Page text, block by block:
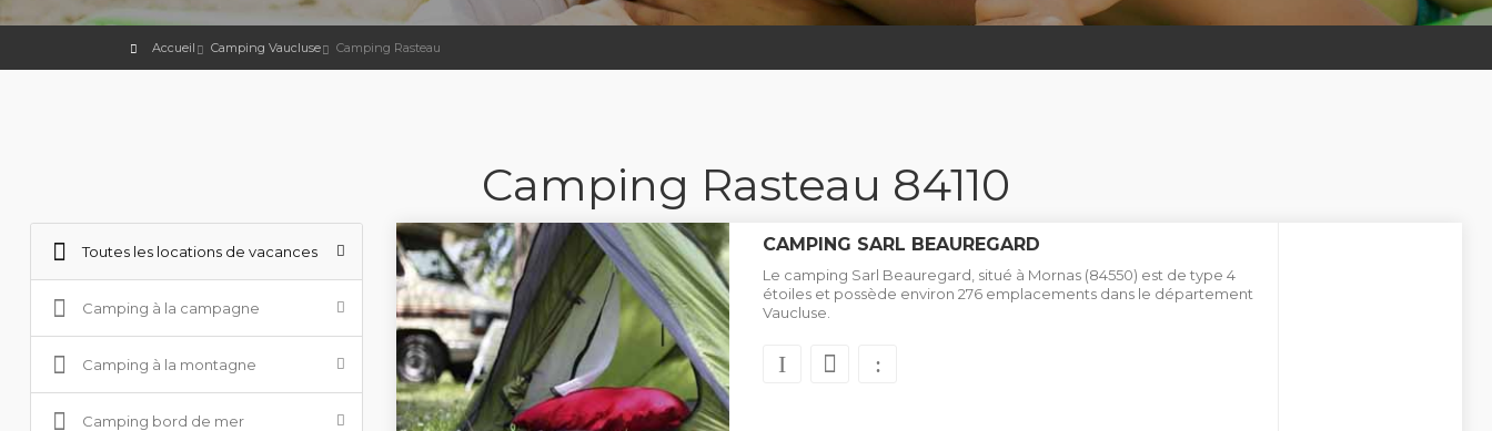
Accueil Camping Vaucluse Camping Rasteau
Camping Rasteau 84110
Toutes les locations de vacances
Camping à la campagne
Camping à la montagne
Camping bord de mer
CAMPING SARL BEAUREGARD
Le camping Sarl Beauregard, situé à Mornas (84550) est de type 4
étoiles et possède environ 276 emplacements dans le département
Vaucluse.